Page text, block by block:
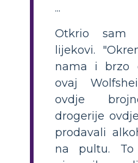
...
Otkrio
lijekovi.
nama i brzo
ovaj
ovdje
drogerije
prodavali
na pultu.